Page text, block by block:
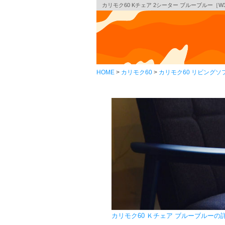
カリモク60 Kチェア 2シーター ブルーブルー［
HOME カリモク60 カリモク60 リビングソ
カリモク60 Ｋチェア ブルーブルーの